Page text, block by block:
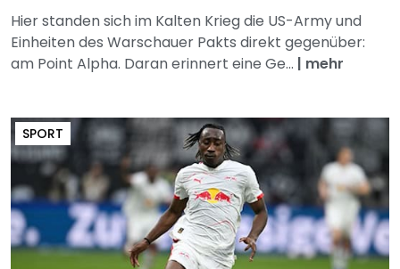
Hier standen sich im Kalten Krieg die US-Army und
Einheiten des Warschauer Pakts direkt gegenüber:
am Point Alpha. Daran erinnert eine Ge... | mehr
SPORT